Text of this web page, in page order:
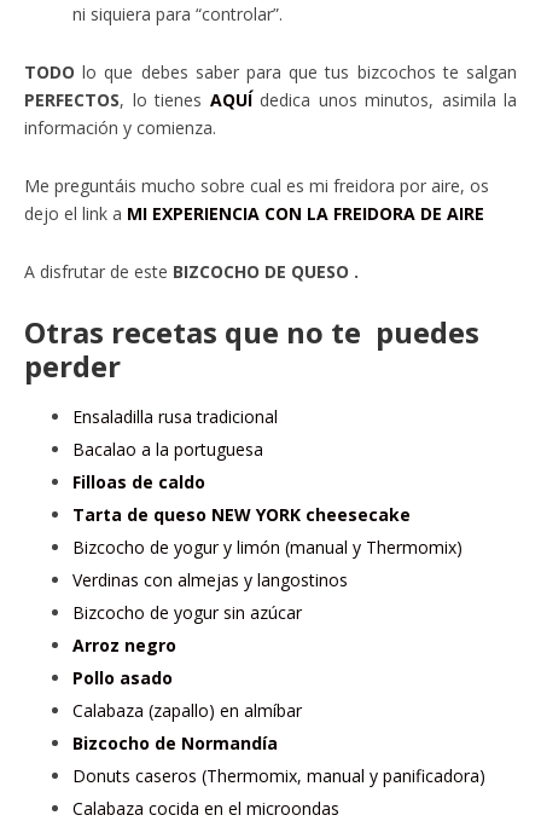
ni siquiera para “controlar”.
TODO lo que debes saber para que tus bizcochos te salgan
PERFECTOS, lo tienes AQUÍdedica unos minutos, asimila la
información y comienza.
Me preguntáis mucho sobre cual es mi freidora por aire, os
dejo el link a MI EXPERIENCIA CON LA FREIDORA DE AIRE
A disfrutar de este BIZCOCHO DE QUESO .
Otras recetas que no te puedes
perder
Ensaladilla rusa tradicional
Bacalao a la portuguesa
Filloas de caldo
Tarta de queso NEW YORK cheesecake
Bizcocho de yogur y limón (manual y Thermomix)
Verdinas con almejas y langostinos
Bizcocho de yogur sin azúcar
Arroz negro
Pollo asado
Calabaza (zapallo) en almíbar
Bizcocho de Normandía
Donuts caseros (Thermomix, manual y panificadora)
Calabaza cocida en el microondas